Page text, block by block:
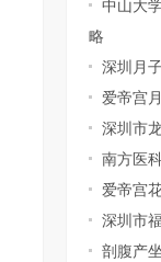
中山大
略
深圳月
爱帝宫
深圳市
南方医
爱帝宫
深圳市
剖腹产